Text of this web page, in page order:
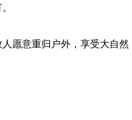
愿意重归户外，享受大自然